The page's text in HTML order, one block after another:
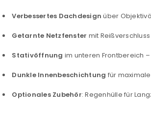
Passwort
Verbessertes Dachdesign über
Getarnte Netzfenster mit
Stativöffnung im unteren Frontbereich
Dunkle Innenbeschichtung für
Optionales Zubehör: Regenhülle für